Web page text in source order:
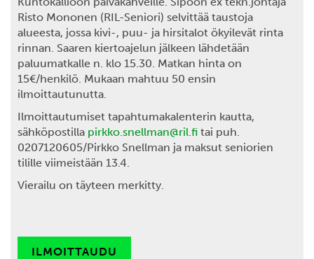
Risto Mononen (RIL-Seniori) selvittää taustoja
alueesta, jossa kivi-, puu- ja hirsitalot ökyilevät rinta
rinnan. Saaren kiertoajelun jälkeen lähdetään
paluumatkalle n. klo 15.30. Matkan hinta on
15€/henkilö. Mukaan mahtuu 50 ensin
ilmoittautunutta.
Ilmoittautumiset tapahtumakalenterin kautta,
sähköpostilla pirkko.snellman@ril.fi tai puh.
0207120605/Pirkko Snellman ja maksut seniorien
tilille viimeistään 13.4.
Vierailu on täyteen merkitty.
ILMOITTAUDU